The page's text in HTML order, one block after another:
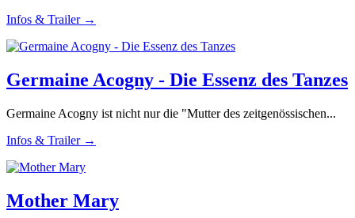
Infos & Trailer →
Germaine Acogny - Die Essenz des Tanzes
Germaine Acogny ist nicht nur die "Mutter des zeitgenössischen...
Infos & Trailer →
Mother Mary